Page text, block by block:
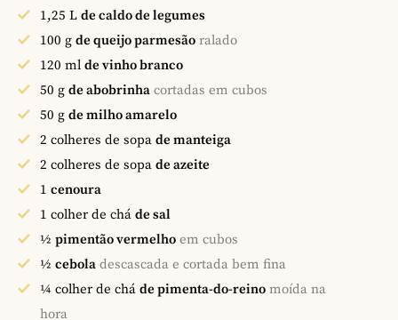
1,25 L de caldo de legumes
100 g de queijo parmesão ralado
120 ml de vinho branco
50 g de abobrinha cortadas em cubos
50 g de milho amarelo
2 colheres de sopa de manteiga
2 colheres de sopa de azeite
1 cenoura
1 colher de chá de sal
½ pimentão vermelho em cubos
½ cebola descascada e cortada bem fina
¼ colher de chá de pimenta-do-reino moída na
hora